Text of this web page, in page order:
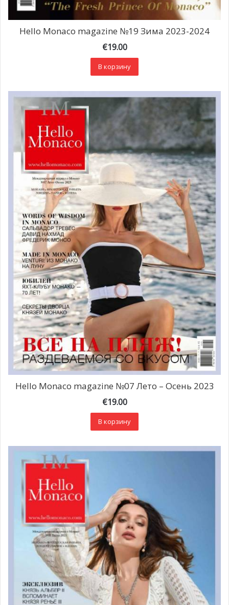
Hello Monaco magazine №19 Зима 2023-2024
€19.00
В корзину
Hello Monaco magazine №07 Лето – Осень 2023
€19.00
В корзину